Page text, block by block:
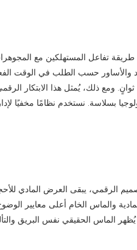
تفاعل المستهلكين مع
حسب الطلب في الوقت
ثوانٍ. ومع ذلك، يُمثل هذا الابتكار
الرقمي، يبقى العرض المادي
والماس الخام أعلى معايير